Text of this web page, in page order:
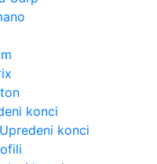
konci
konci